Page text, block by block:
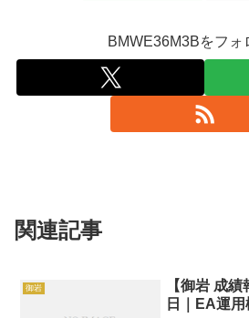
BMWE36M3Bをフォ
関連記事
御岩
【御岩 成
日｜EA運用